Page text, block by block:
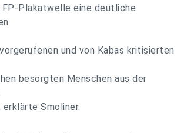
Plakatwelle eine deutliche
und von Kabas kritisierten
besorgten Menschen aus der
Smoliner.